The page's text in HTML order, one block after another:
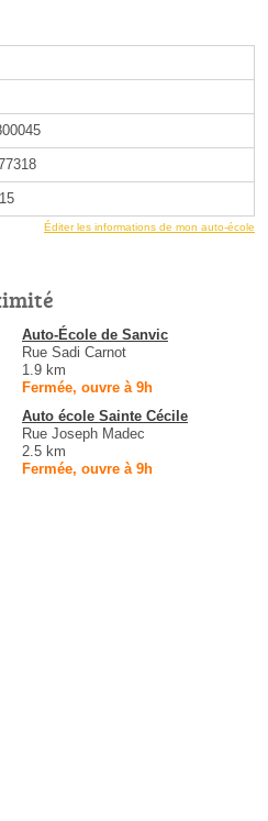
Éditer les informations de mon auto-école
Auto-École de Sanvic
Rue Sadi Carnot
1.9 km
Fermée, ouvre à 9h
Auto école Sainte Cécile
Rue Joseph Madec
2.5 km
Fermée, ouvre à 9h